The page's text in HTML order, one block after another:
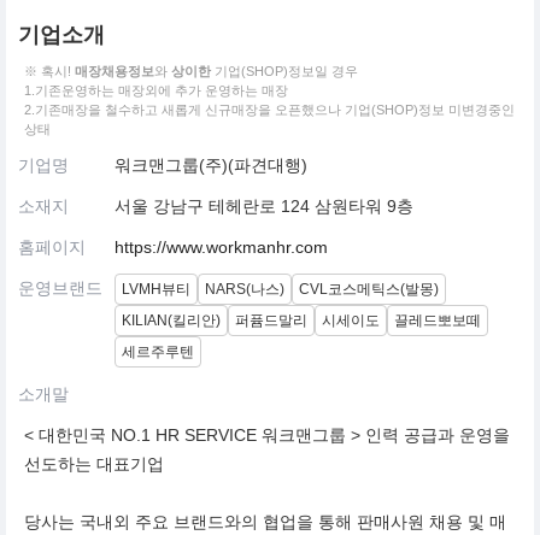
기업소개
※ 혹시! 매장채용정보와 상이한 기업(SHOP)정보일 경우
1.기존운영하는 매장외에 추가 운영하는 매장
2.기존매장을 철수하고 새롭게 신규매장을 오픈했으나 기업(SHOP)정보 미변경중인
상태
기업명 워크맨그룹(주)(파견대행)
소재지 서울 강남구 테헤란로 124 삼원타워 9층
홈페이지 https://www.workmanhr.com
운영브랜드 LVMH뷰티 NARS(나스)
CVL코스메틱스(발몽)
KILIAN(킬리안)
퍼퓸드말리 시세이도
끌레드뽀보떼
세르주루텐
소개말
< 대한민국 NO.1 HR SERVICE 워크맨그룹 > 인력 공급과 운영을
선도하는 대표기업
당사는 국내외 주요 브랜드와의 협업을 통해 판매사원 채용 및 매